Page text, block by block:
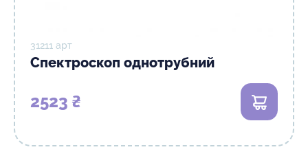
31211 арт
Спектроскоп однотрубний
2523 ₴